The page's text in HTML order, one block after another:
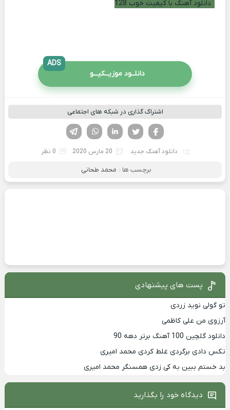
دانلود آهنگ با کیفیت خوب 128
دانلــود موزیــکیـــو
ADS
اشتراک گذاری در شبکه های اجتماعی
لینکدین تویتر
فیسوک
دانلود آهنگ جدید 20 مارس 2020 0 نظر
برچسب ها : محمد طحانی
پست های پیشنهادی
تو گولی نوید زردی
آرزوی من علی کاظمی
دانلود گلچین 100 آهنگ برتر دهه 90
تکس دادی برگردی غلط کردی محمد امیری
بد خستم ببین به کی زدی همسنگر محمد امیری
دیدگاه خود را بگذارید